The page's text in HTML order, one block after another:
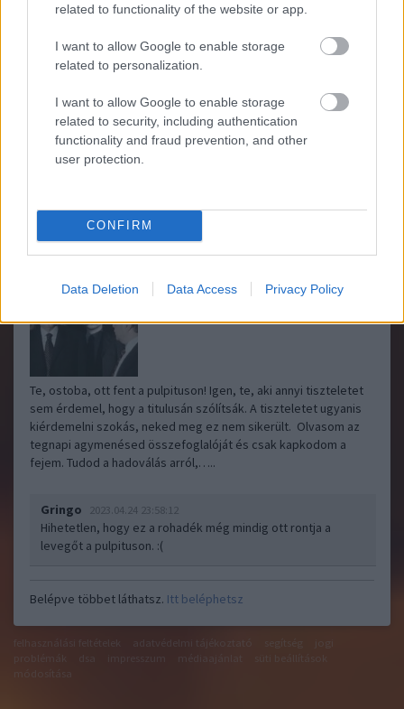
related to functionality of the website or app.
I want to allow Google to enable storage
related to personalization.
I want to allow Google to enable storage
related to security, including authentication
functionality and fraud prevention, and other
user protection.
CONFIRM
Data Deletion Data Access Privacy Policy
1937. A holland hadsereg biciklis ezredének dobosa..
Gringo 2023.06.27 17:31:57
Te, ostoba, ott fent a pulpituson! Igen, te, aki annyi tiszteletet
sem érdemel, hogy a titulusán szólítsák. A tiszteletet ugyanis
kiérdemelni szokás, neked meg ez nem sikerült. Olvasom az
tegnapi agymenésed összefoglalóját és csak kapkodom a
fejem. Tudod a hadoválás arról,…..
Gringo 2023.04.24 23:58:12
Hihetetlen, hogy ez a rohadék még mindig ott rontja a
levegőt a pulpituson. :(
Belépve többet láthatsz. Itt beléphetsz